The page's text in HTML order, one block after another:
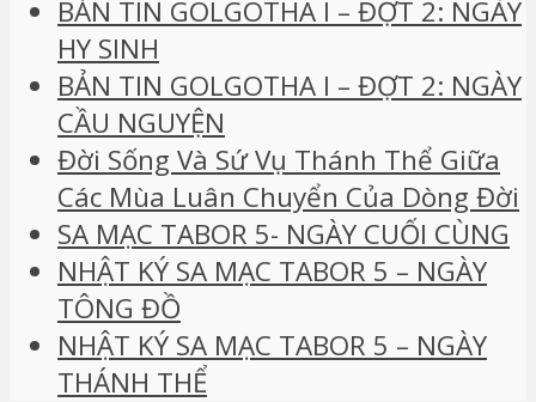
BẢN TIN GOLGOTHA I – ĐỢT 2: NGÀY
HY SINH
BẢN TIN GOLGOTHA I – ĐỢT 2: NGÀY
CẦU NGUYỆN
Đời Sống Và Sứ Vụ Thánh Thể Giữa
Các Mùa Luân Chuyển Của Dòng Đời
SA MẠC TABOR 5- NGÀY CUỐI CÙNG
NHẬT KÝ SA MẠC TABOR 5 – NGÀY
TÔNG ĐỒ
NHẬT KÝ SA MẠC TABOR 5 – NGÀY
THÁNH THỂ